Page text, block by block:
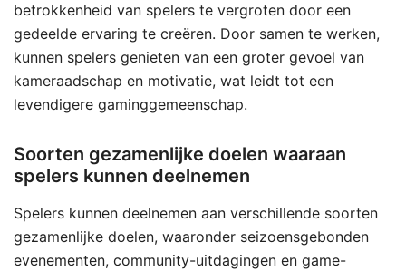
betrokkenheid van spelers te vergroten door een
gedeelde ervaring te creëren. Door samen te werken,
kunnen spelers genieten van een groter gevoel van
kameraadschap en motivatie, wat leidt tot een
levendigere gaminggemeenschap.
Soorten gezamenlijke doelen waaraan
spelers kunnen deelnemen
Spelers kunnen deelnemen aan verschillende soorten
gezamenlijke doelen, waaronder seizoensgebonden
evenementen, community-uitdagingen en game-